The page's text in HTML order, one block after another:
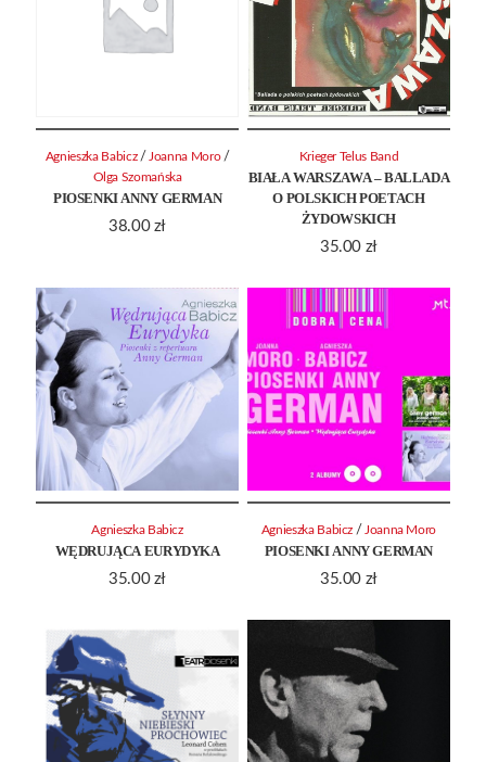
PIOSENKI ANNY GERMAN
38.00 zł
Agnieszka Babicz /Joanna Moro /
Olga Szomańska
BIAŁA WARSZAWA – BALLADA
O POLSKICH POETACH
ŻYDOWSKICH
35.00 zł
Krieger Telus Band
WĘDRUJĄCA EURYDYKA
35.00 zł
Agnieszka Babicz
PIOSENKI ANNY GERMAN
35.00 zł
Agnieszka Babicz / Joanna Moro